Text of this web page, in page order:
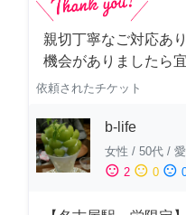
親切丁寧なご対応あ
機会がありましたら
依頼されたチケット
b-life
女性 / 50代 /
sentiment_satisfied 2 sentiment_neutral 0 sentiment_dissatisfied